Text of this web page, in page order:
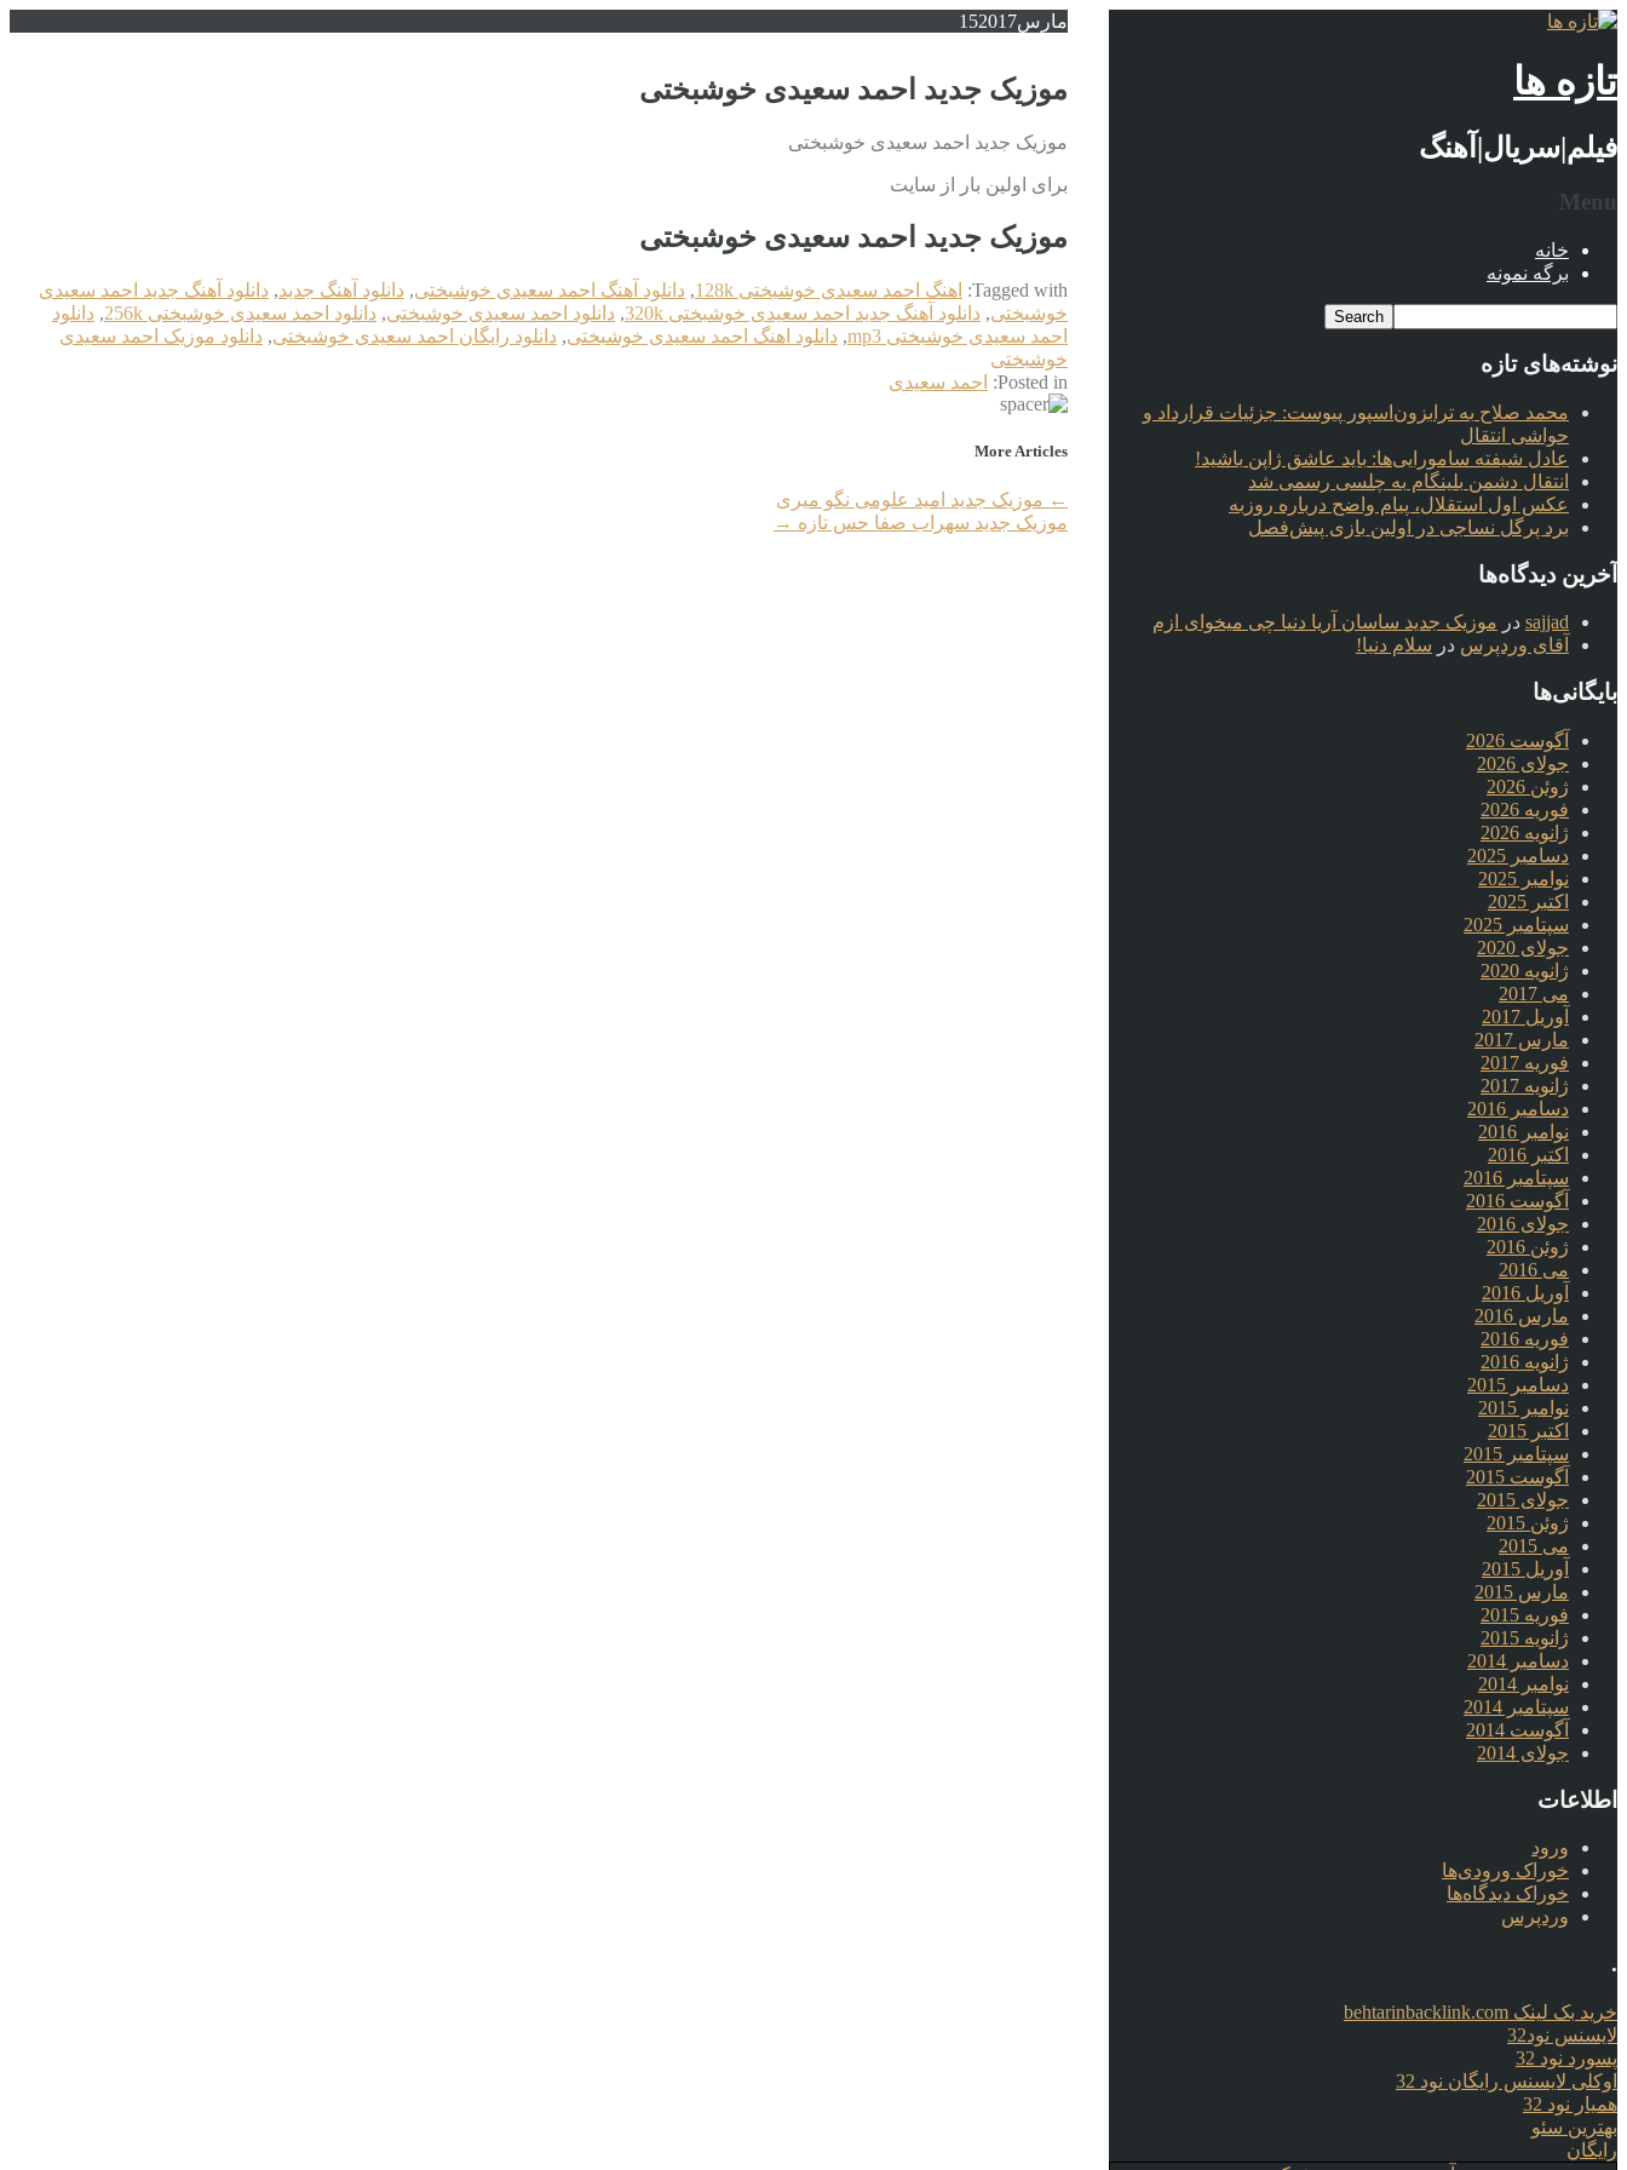
مارس 152017
موزیک جدید احمد سعیدی خوشبختی
موزیک جدید احمد سعیدی خوشبختی
برای اولین بار از سایت
موزیک جدید احمد سعیدی خوشبختی
Tagged with: اهنگ احمد سعیدی خوشبختی 128k , دانلود آهنگ احمد سعیدی خوشبختی, دانلود آهنگ جدید, دانلود آهنگ جدید احمد سعیدی
خوشبختی, دانلود آهنگ جدید احمد سعیدی خوشبختی 320k , دانلود احمد سعیدی خوشبختی, دانلود احمد سعیدی خوشبختی 256k , دانلود
احمد سعیدی خوشبختی mp3
, دانلود اهنگ احمد سعیدی خوشبختی, دانلود رایگان احمد سعیدی خوشبختی, دانلود موزیک احمد سعیدی
خوشبختی
Posted in:
احمد سعیدی
More Articles
← موزیک جدید امید علومی نگو میری
موزیک جدید سهراب صفا حس تازه →
تازه ها
فیلم|سریال|آهنگ
Menu
خانه
برگه نمونه
نوشته‌های تازه
محمد صلاح به ترابزون‌اسپور پیوست: جزئیات قرارداد و
حواشی انتقال
عادل شیفته سامورایی‌ها: باید عاشق ژاپن باشید!
انتقال دشمن بلینگام به چلسی رسمی شد
عکس اول استقلال، پیام واضح درباره روزبه
برد پرگل نساجی در اولین بازی پیش‌فصل
آخرین دیدگاه‌ها
sajjad در موزیک جدید ساسان آریا دنیا چی میخوای ازم
آقای وردپرس در سلام دنیا!
بایگانی‌ها
آگوست 2026
جولای 2026
ژوئن 2026
فوریه 2026
ژانویه 2026
دسامبر 2025
نوامبر 2025
اکتبر 2025
سپتامبر 2025
جولای 2020
ژانویه 2020
می 2017
آوریل 2017
مارس 2017
فوریه 2017
ژانویه 2017
دسامبر 2016
نوامبر 2016
اکتبر 2016
سپتامبر 2016
آگوست 2016
جولای 2016
ژوئن 2016
می 2016
آوریل 2016
مارس 2016
فوریه 2016
ژانویه 2016
دسامبر 2015
نوامبر 2015
اکتبر 2015
سپتامبر 2015
آگوست 2015
جولای 2015
ژوئن 2015
می 2015
آوریل 2015
مارس 2015
فوریه 2015
ژانویه 2015
دسامبر 2014
نوامبر 2014
سپتامبر 2014
آگوست 2014
جولای 2014
اطلاعات
ورود
خوراک ورودی‌ها
خوراک دیدگاه‌ها
وردپرس
.
خرید بک لینک behtarinbacklink.com
لایسنس نود32
پسورد نود 32
اوکلی لایسنس رایگان نود 32
همیار نود 32
بهترین سئو
رایگان